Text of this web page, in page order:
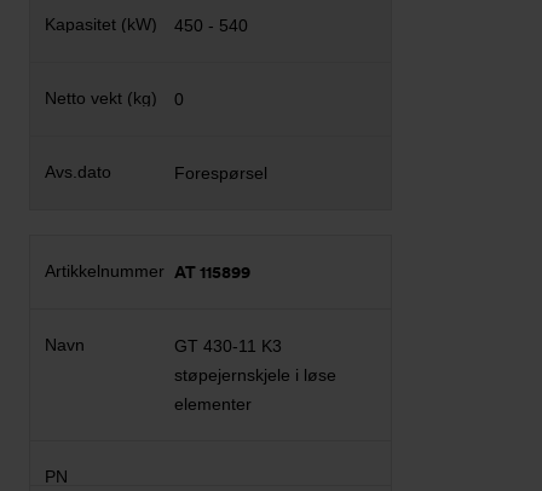
450 - 540
0
Forespørsel
AT 115899
GT 430-11 K3
støpejernskjele i løse
elementer